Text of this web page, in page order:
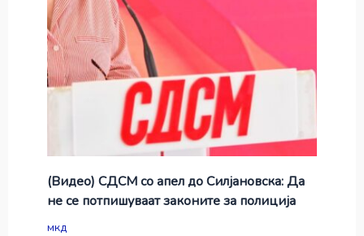
(Видео) СДСМ со апел до Силјановска: Да
не се потпишуваат законите за полиција
мкд